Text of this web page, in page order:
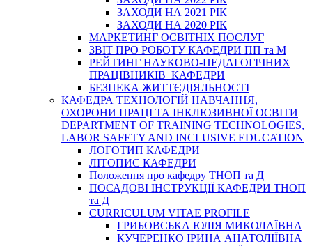
ЗАХОДИ НА 2021 РІК
ЗАХОДИ НА 2020 РІК
МАРКЕТИНГ ОСВІТНІХ ПОСЛУГ
3BIT ПРО РОБОТУ КАФЕДРИ ПП та М
РЕЙТИНГ НАУКОВО-ПЕДАГОГІЧНИХ
ПРАЦІВНИКІВ КАФЕДРИ
БЕЗПЕКА ЖИТТЄДІЯЛЬНОСТІ
КАФЕДРА ТЕХНОЛОГІЙ НАВЧАННЯ,
ОХОРОНИ ПРАЦІ ТА ІНКЛЮЗИВНОЇ ОСВІТИ
DEPARTMENT OF TRAINING TECHNOLOGIES,
LABOR SAFETY AND INCLUSIVE EDUCATION
ЛОГОТИП КАФЕДРИ
ЛІТОПИС КАФЕДРИ
Положення про кафедру ТНОП та Д
ПОСАДОВІ ІНСТРУКЦІЇ КАФЕДРИ ТНОП
та Д
CURRICULUM VITAE PROFILE
ГРИБОВСЬКА ЮЛІЯ МИКОЛАЇВНА
КУЧЕРЕНКО ІРИНА АНАТОЛІЇВНА